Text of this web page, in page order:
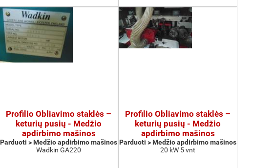
Profilio Obliavimo staklės –
keturių pusių - Medžio
apdirbimo mašinos
Parduoti > Medžio apdirbimo mašinos
Wadkin GA220
Profilio Obliavimo staklės –
keturių pusių - Medžio
apdirbimo mašinos
Parduoti > Medžio apdirbimo mašinos
20 kW 5 vnt